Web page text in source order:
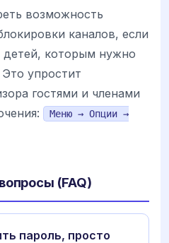
возможность
каналов, если
детей, которым нужно
упростит
гостями и членами
Меню → Опции →
(FAQ)
пароль, просто